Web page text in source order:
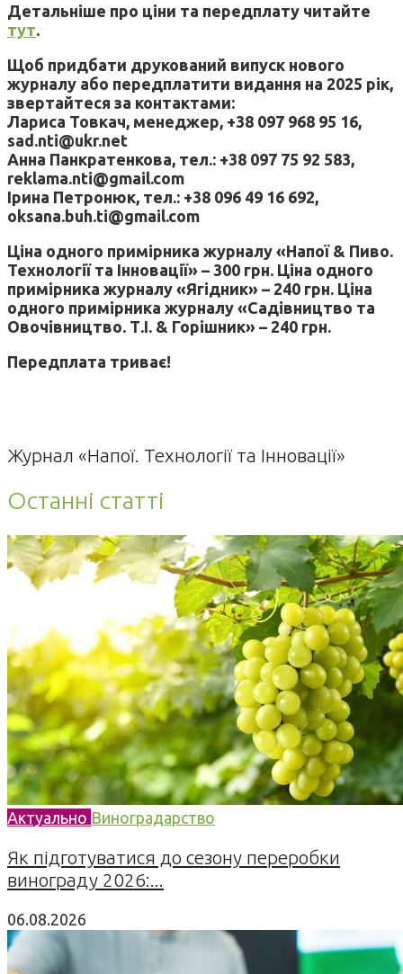
Детальніше про ціни та передплату читайте
тут.
Щоб придбати друкований випуск нового
журналу або передплатити видання на 2025 рік,
звертайтеся за контактами:
Лариса Товкач, менеджер, +38 097 968 95 16,
sad.nti@ukr.net
Анна Панкратенкова, тел.: +38 097 75 92 583,
reklama.nti@gmail.com
Ірина Петронюк, тел.: +38 096 49 16 692,
oksana.buh.ti@gmail.com
Ціна одного примірника журналу «Напої & Пиво.
Технології та Інновації» – 300 грн. Ціна одного
примірника журналу «Ягідник» – 240 грн. Ціна
одного примірника журналу «Садівництво та
Овочівництво. Т.І. & Горішник» – 240 грн.
Передплата триває!
Журнал «Напої. Технології та Інновації»
Останні статті
Актуально Виноградарство
Як підготуватися до сезону переробки
винограду 2026:...
06.08.2026